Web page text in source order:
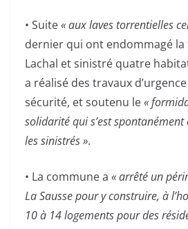
• Suite« aux laves torrentielles
dernier qui ont endommagé la
Lachal et sinistré quatre
a réalisé des travaux
sécurité, et soutenu le«
solidarité qui s’est
les sinistrés ».
• La commune a « arrêté un
La Sausse pour y construire, à
10 à 14 logements pour des